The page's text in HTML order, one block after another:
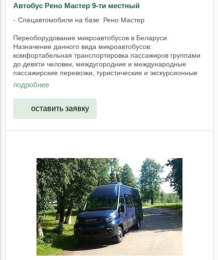
Автобус Рено Мастер 9-ти местный
Спецавтомобили на базе: Рено Мастер
Переоборудование микроавтобусов в Беларуси.
Назначение данного вида микроавтобусов:
комфортабельная транспортировка пассажиров группами
до девяти человек, междугородние и международные
пассажирские перевозки, туристические и экскурсионные
поездки. ...
подробнее
оставить заявку